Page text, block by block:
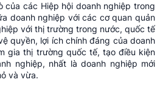
của các Hiệp hội doanh nghiệp trong
doanh nghiệp với các cơ quan quản
với thị trường trong nước, quốc tế
quyền, lợi ích chính đáng của doanh
gia thị trường quốc tế, tạo điều kiện
nghiệp, nhất là doanh nghiệp mới
và vừa.